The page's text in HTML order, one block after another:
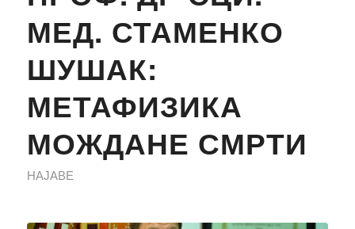
МЕД. СТАМЕНКО
ШУШАК:
МЕТАФИЗИКА
МОЖДАНЕ СМРТИ
НАЈАВЕ